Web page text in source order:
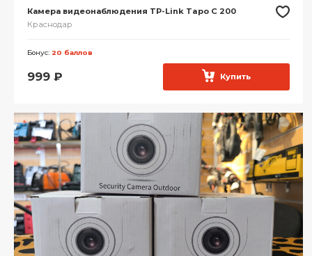
Камера видеонаблюдения TP-Link Tapo C 200
Краснодар
Бонус: 20 баллов
999 ₽ Купить